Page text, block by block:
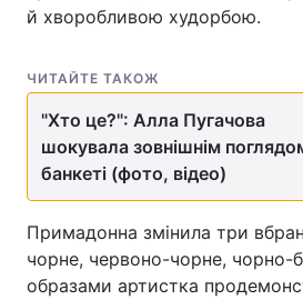
й хворобливою худорбою.
ЧИТАЙТЕ ТАКОЖ
"Хто це?": Алла Пугачова
шокувала зовнішнім
банкеті (фото, відео)
Примадонна змінила три
чорне, червоно-чорне, чорно-
образами артистка